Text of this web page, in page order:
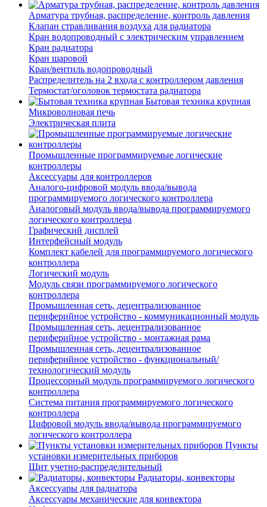
Арматура трубная, распределение, контроль давления
Клапан стравливания воздуха для радиатора
Кран водопроводный с электрическим управлением
Кран радиатора
Кран шаровой
Кран/вентиль водопроводный
Распределитель на 2 входа с контроллером давления
Термостат/оголовок термостата радиатора
Бытовая техника крупная
Микроволновая печь
Электрическая плита
Промышленные программируемые логические
контроллеры
Аксессуары для контроллеров
Аналого-цифровой модуль ввода/вывода
программируемого логического контроллера
Аналоговый модуль ввода/вывода программируемого
логического контроллера
Графический дисплей
Интерфейсный модуль
Комплект кабелей для программируемого логического
контроллера
Логический модуль
Модуль связи программируемого логического
контроллера
Промышленная сеть, децентрализованное
периферийное устройство - коммуникационный модуль
Промышленная сеть, децентрализованное
периферийное устройство - монтажная рама
Промышленная сеть, децентрализованное
периферийное устройство - функциональный/
технологический модуль
Процессорный модуль программируемого логического
контроллера
Система питания программируемого логического
контроллера
Цифровой модуль ввода/вывода программируемого
логического контроллера
Пункты
установки измерительных приборов
Щит учетно-распределительный
Радиаторы, конвекторы
Аксессуары для радиатора
Аксессуары механические для конвектора